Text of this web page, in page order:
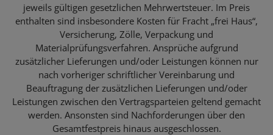
jeweils gültigen gesetzlichen Mehrwertsteuer. Im Preis
enthalten sind insbesondere Kosten für Fracht „frei Haus“,
Versicherung, Zölle, Verpackung und
Materialprüfungsverfahren. Ansprüche aufgrund
zusätzlicher Lieferungen und/oder Leistungen können nur
nach vorheriger schriftlicher Vereinbarung und
Beauftragung der zusätzlichen Lieferungen und/oder
Leistungen zwischen den Vertragsparteien geltend gemacht
werden. Ansonsten sind Nachforderungen über den
Gesamtfestpreis hinaus ausgeschlossen.